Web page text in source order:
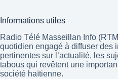
Informations utiles
Radio Télé Masseillan Info
quotidien engagé à diffuser des
pertinentes sur l’actualité, les
tabous qui revêtent une
société haïtienne.